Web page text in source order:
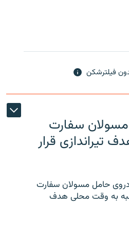
فیلترشکن
سفارت
تیراندازی قرار
حامل مسولان سفارت
به وقت محلی هدف